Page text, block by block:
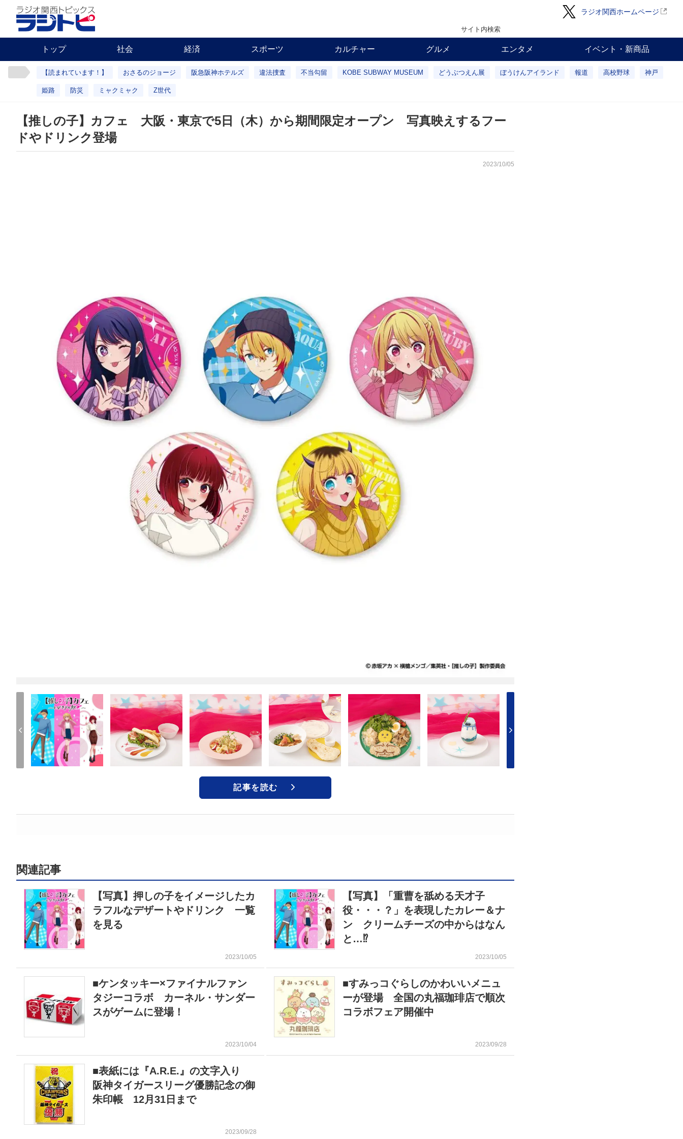
ラジオ関西ホームページ
サイト内検索
トップ 社会 経済 スポーツ カルチャー グルメ エンタメ イベント・新商品
【読まれています！】 おさるのジョージ 阪急阪神ホテルズ 違法捜査 不当勾留 KOBE SUBWAY MUSEUM どうぶつえん展 ぼうけんアイランド 報道 高校野球 神戸
姫路 防災 ミャクミャク Z世代
【推しの子】カフェ 大阪・東京で5日（木）から期間限定オープン 写真映えするフー
ドやドリンク登場
2023/10/05
記事を読む
関連記事
【写真】押しの子をイメージしたカ
ラフルなデザートやドリンク 一覧
を見る
2023/10/05
【写真】「重曹を舐める天才子
役・・・？」を表現したカレー＆ナ
ン クリームチーズの中からはなん
と…⁉
2023/10/05
■ケンタッキー×ファイナルファン
タジーコラボ カーネル・サンダー
スがゲームに登場！
2023/10/04
■すみっコぐらしのかわいいメニュ
ーが登場 全国の丸福珈琲店で順次
コラボフェア開催中
2023/09/28
■表紙には『A.R.E.』の文字入り
阪神タイガースリーグ優勝記念の御
朱印帳 12月31日まで
2023/09/28